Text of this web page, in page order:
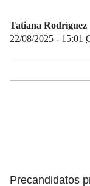
Tatiana Rodríguez
22/08/2025 - 15:01
Precandidatos